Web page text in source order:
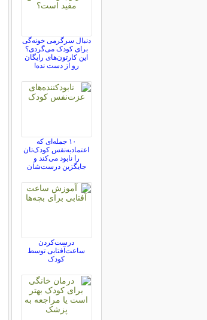
دنبال سرگرمی خونه‌گی
برای کودک می‌گردی؟
این کارتون‌های رایگان
رو از دست نده!
۱۰ جمله‌ای که
اعتمادبه‌نفس کودک‌تان
را نابود می‌کند و
جایگزین درست‌شان
درست‌کردن
ساعت‌آفتابی توسط
کودک